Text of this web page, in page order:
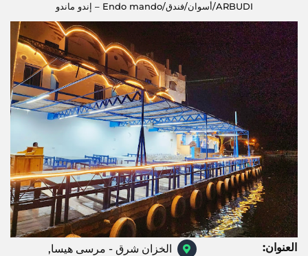
ARBUDI
/أسوان/فندق/Endo mando – إندو ماندو
العنوان:
الخزان شرق - مرسى هيسا,